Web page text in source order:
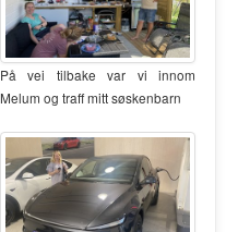
På vei tilbake var vi innom
Melum og traff mitt søskenbarn